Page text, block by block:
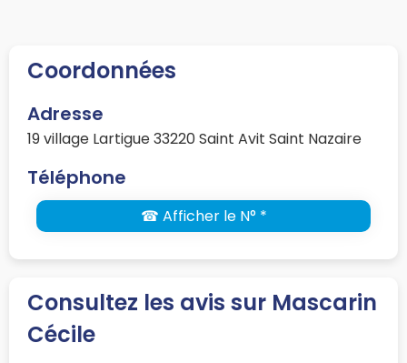
Coordonnées
Adresse
19 village Lartigue 33220 Saint Avit Saint Nazaire
Téléphone
☎ Afficher le N° *
Consultez les avis sur Mascarin
Cécile